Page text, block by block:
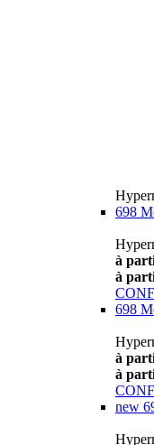
698
à
à
698
à
à
new